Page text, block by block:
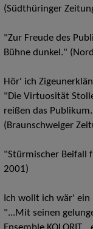
(Südthüringer
"Zur Freude des
Bühne dunkel."
Hör' ich
"Die Virtuosität
reißen das
(Braunschweiger
"Stürmischer Beifall
2001)
Ich wollt ich wär' ein
"...Mit seinen